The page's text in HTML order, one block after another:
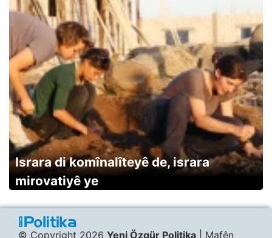
Israra di komînalîteyê de, israra
mirovatiyê ye
© Copyright 2026 Yeni Özgür Politika | Mafên